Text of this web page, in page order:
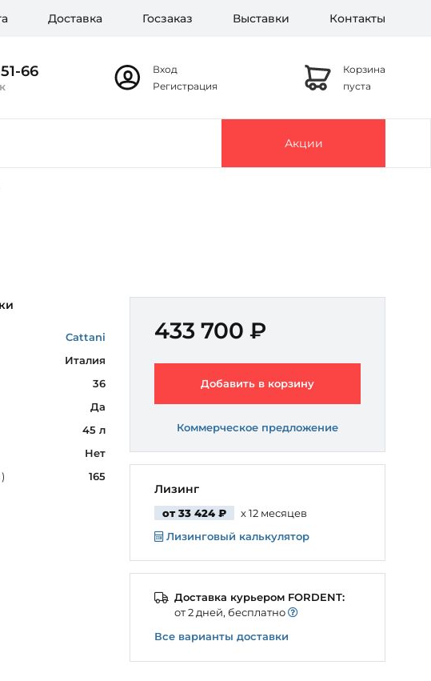
Доставка Госзаказ Выставки Контакты
66
Вход
Регистрация
Корзина
пуста
Акции
Cattani
Италия
36
Да
45 л
Нет
165
433 700 ₽
Добавить в корзину
Коммерческое предложение
Лизинг
от 33 424 ₽
x 12 месяцев
Лизинговый калькулятор
Доставка курьером FORDENT:
от 2 дней, бесплатно
Все варианты доставки